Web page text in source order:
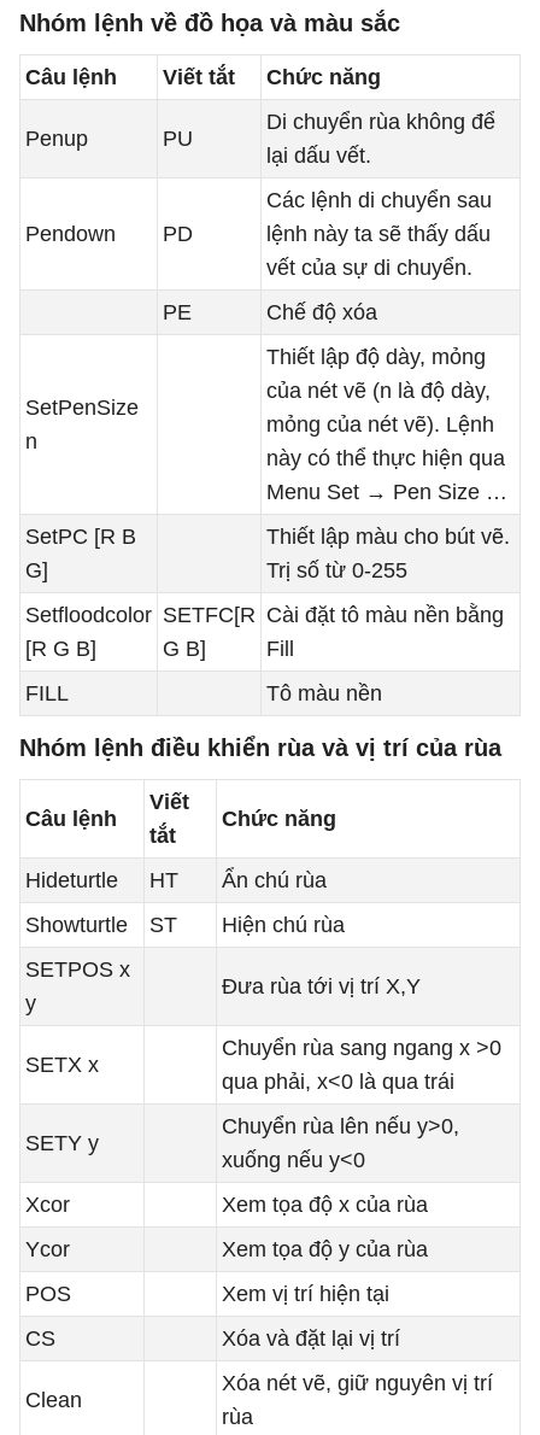
Nhóm lệnh về đồ họa và màu sắc
Câu lệnh Viết tắt Chức năng
Penup PU
Di chuyển rùa không để
lại dấu vết.
Pendown PD
Các lệnh di chuyển sau
lệnh này ta sẽ thấy dấu
vết của sự di chuyển.
PE
Chế độ xóa
SetPenSize
n
Thiết lập độ dày, mỏng
của nét vẽ (n là độ dày,
mỏng của nét vẽ). Lệnh
này có thể thực hiện qua
Menu Set → Pen Size …
SetPC [R B
G]
Thiết lập màu cho bút vẽ.
Trị số từ 0-255
Setfloodcolor
[R G B]
SETFC[R
G B]
Cài đặt tô màu nền bằng
Fill
FILL
Tô màu nền
Nhóm lệnh điều khiển rùa và vị trí của rùa
Câu lệnh
Viết
tắt
Chức năng
Hideturtle HT
Ẩn chú rùa
Showturtle
ST
Hiện chú rùa
SETPOS x
y
Đưa rùa tới vị trí X,Y
SETX x
Chuyển rùa sang ngang x >0
qua phải, x<0 là qua trái
SETY y
Chuyển rùa lên nếu y>0,
xuống nếu y<0
Xcor
Xem tọa độ x của rùa
Ycor
Xem tọa độ y của rùa
POS
Xem vị trí hiện tại
CS
Xóa và đặt lại vị trí
Clean
Xóa nét vẽ, giữ nguyên vị trí
rùa